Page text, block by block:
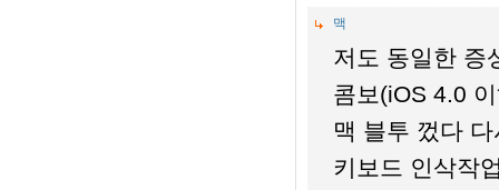
맥
저도 동일한 증
콤보(iOS 4.0
맥 블투 껐다
키보드 인삭작